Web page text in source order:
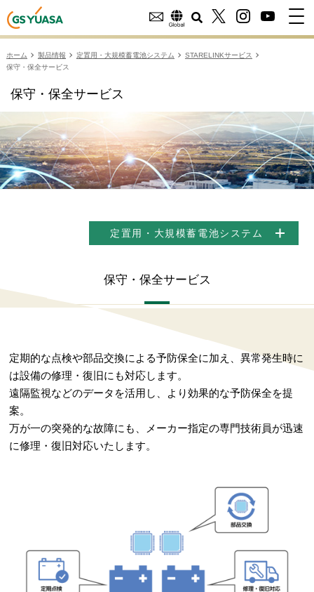
ホーム 製品情報 定置用・大規模蓄電池システム
STARELINKサービス
保守・保全サービス
保守・保全サービス
定置用・大規模蓄電池システム
保守・保全サービス
定期的な点検や部品交換による予防保全に加え、異常発生時に
は設備の修理・復旧にも対応します。
遠隔監視などのデータを活用し、より効果的な予防保全を提
案。
万が一の突発的な故障にも、メーカー指定の専門技術員が迅速
に修理・復旧対応いたします。